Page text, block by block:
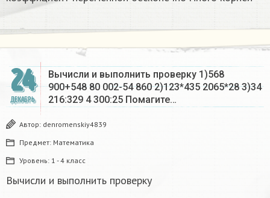
24
ДЕКАБРЬ
Вычисли и выполнить проверку 1)568
900+548 80 002-54 860 2)123*435 2065*28 3)34
216:329 4 300:25 Помагите…
Автор: denromenskiy4839
Предмет: Математика
Уровень: 1 - 4 класс
Вычисли и выполнить проверку